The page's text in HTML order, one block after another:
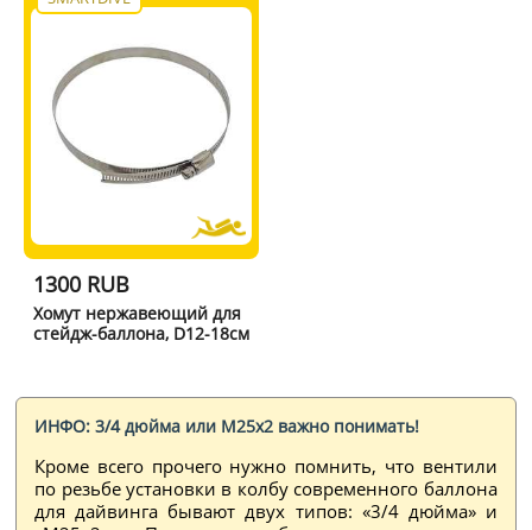
1300 RUB
Хомут нержавеющий для
стейдж-баллона, D12-18см
ИНФО: 3/4 дюйма или М25x2 важно понимать!
Кроме всего прочего нужно помнить, что вентили
по резьбе установки в колбу современного баллона
для дайвинга бывают двух типов: «3/4 дюйма» и